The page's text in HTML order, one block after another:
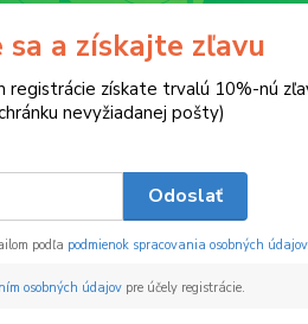
čistá
a získajte zľavu
registrácie získate trvalú 10%-nú
nevyžiadanej pošty)
Odoslať
podľa podmienok spracovania osobných údajov.
osobných údajov pre účely registrácie.